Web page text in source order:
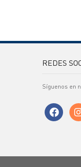
REDES
Síguenos en